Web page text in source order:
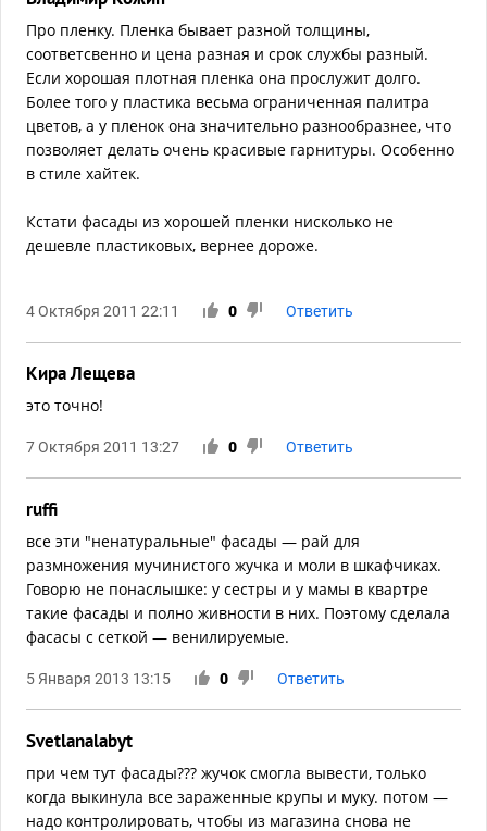
Про пленку. Пленка бывает разной толщины,
соответсвенно и цена разная и срок службы разный.
Если хорошая плотная пленка она прослужит долго.
Более того у пластика весьма ограниченная палитра
цветов, а у пленок она значительно разнообразнее, что
позволяет делать очень красивые гарнитуры. Особенно
в стиле хайтек.
Кстати фасады из хорошей пленки нисколько не
дешевле пластиковых, вернее дороже.
4 Октября 2011 22:11 0 Ответить
Кира Лещева
это точно!
7 Октября 2011 13:27 0 Ответить
ruffi
все эти "ненатуральные" фасады — рай для
размножения мучинистого жучка и моли в шкафчиках.
Говорю не понаслышке: у сестры и у мамы в квартре
такие фасады и полно живности в них. Поэтому сделала
фасасы с сеткой — венилируемые.
5 Января 2013 13:15 0 Ответить
Svetlanalabyt
при чем тут фасады??? жучок смогла вывести, только
когда выкинула все зараженные крупы и муку. потом —
надо контролировать, чтобы из магазина снова не